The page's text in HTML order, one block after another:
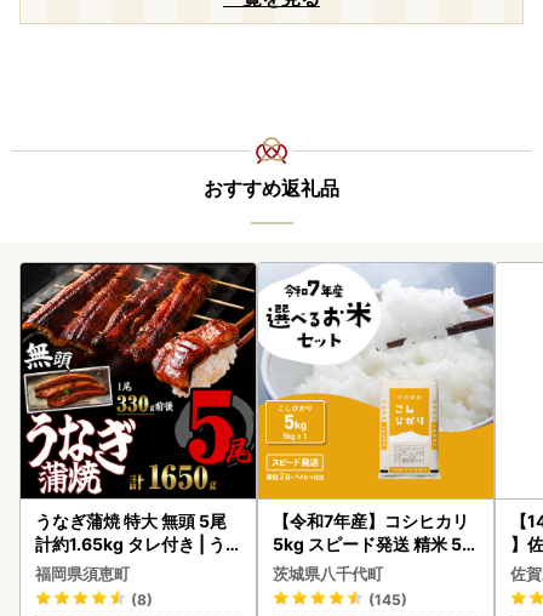
おすすめ返礼品
うなぎ蒲焼 特大 無頭 5尾
計約1.65kg タレ付き | う
なぎ蒲焼
福岡県須恵町
(8)
【令和7年産】コシヒカリ
5kg スピード発送 精米 5k
g x 1袋 白米 茨城県 八千代
町
茨城県八千代町
(145)
【
】
2
佐